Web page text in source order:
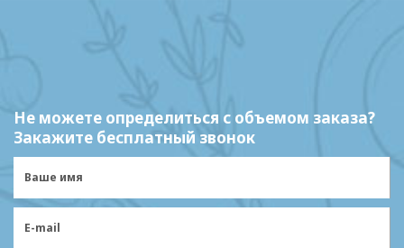
Не можете определиться с объемом заказа?
Закажите бесплатный звонок